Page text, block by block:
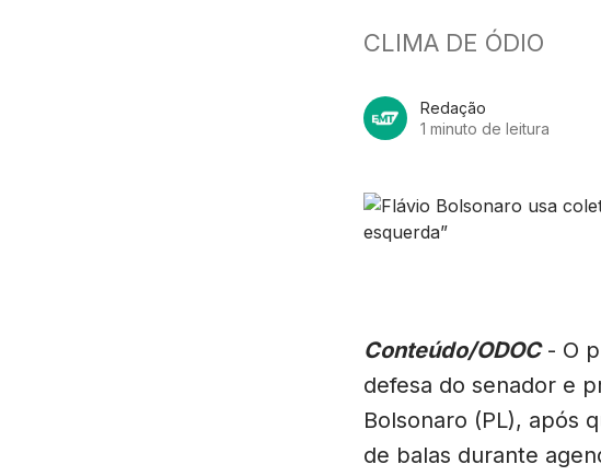
CLIMA DE ÓDIO
Redação
1 minuto de leitura
Conteúdo/ODOC- O
defesa do senador e
Bolsonaro (PL), após
de balas durante